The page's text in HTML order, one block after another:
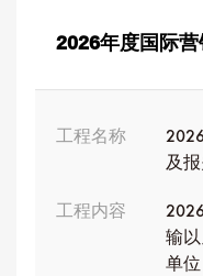
2026年度国际
工程名称
及
工程内容
输
单位